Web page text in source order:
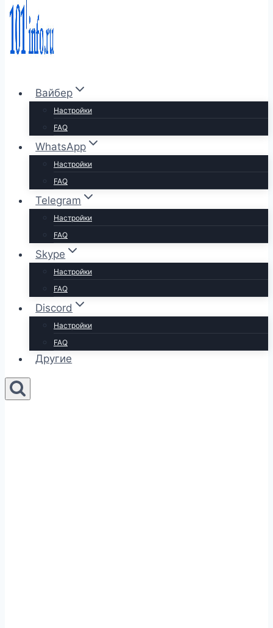
Вайбер
Настройки
FAQ
WhatsApp
Настройки
FAQ
Telegram
Настройки
FAQ
Skype
Настройки
FAQ
Discord
Настройки
FAQ
Другие